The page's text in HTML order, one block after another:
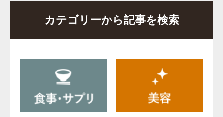
カテゴリーから記事を検索